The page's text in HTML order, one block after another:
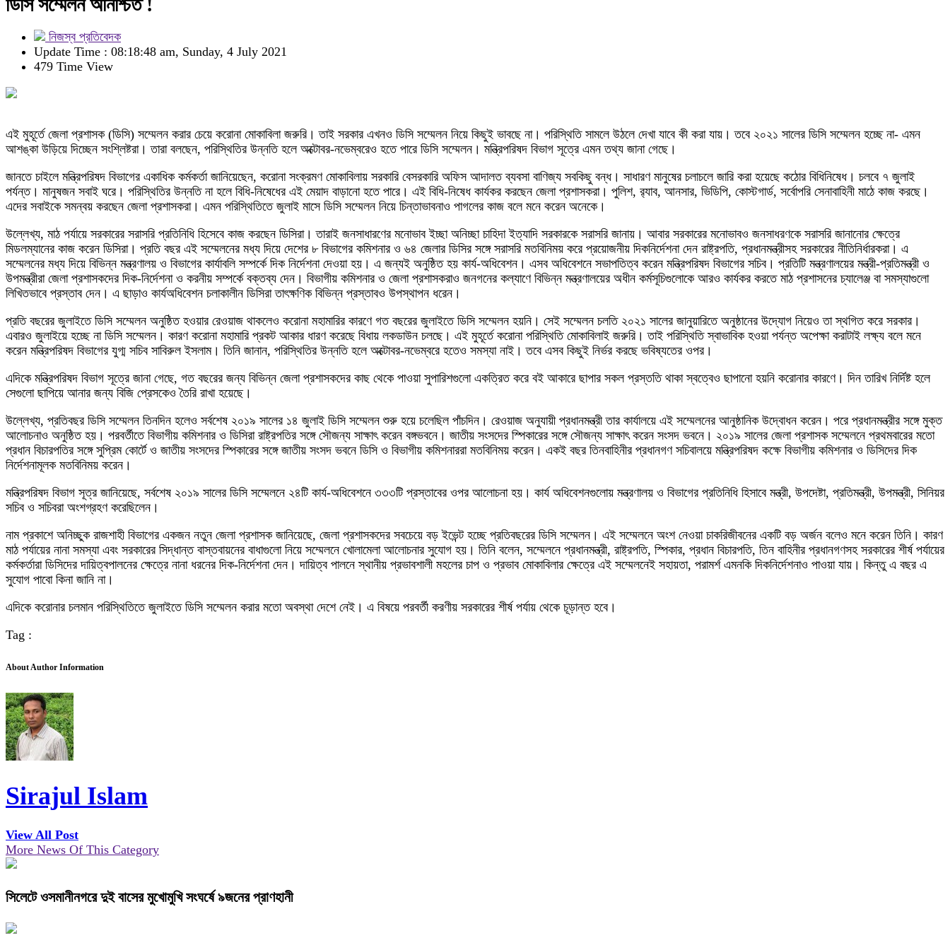
ডিসি সম্মেলন অনিশ্চিত !
নিজস্ব প্রতিবেদক
Update Time : 08:18:48 am, Sunday, 4 July 2021
479 Time View
এই মুহূর্তে জেলা প্রশাসক (ডিসি) সম্মেলন করার চেয়ে করোনা মোকাবিলা জরুরি। তাই সরকার এখনও ডিসি সম্মেলন নিয়ে কিছুই ভাবছে না। পরিস্থিতি সামলে উঠলে দেখা যাবে কী করা যায়। তবে ২০২১ সালের ডিসি সম্মেলন হচ্ছে না- এমন
আশঙ্কা উড়িয়ে দিচ্ছেন সংশ্লিষ্টরা। তারা বলছেন, পরিস্থিতির উন্নতি হলে অক্টোবর-নভেম্বরেও হতে পারে ডিসি সম্মেলন। মন্ত্রিপরিষদ বিভাগ সূত্রে এমন তথ্য জানা গেছে।
জানতে চাইলে মন্ত্রিপরিষদ বিভাগের একাধিক কর্মকর্তা জানিয়েছেন, করোনা সংক্রমণ মোকাবিলায় সরকারি বেসরকারি অফিস আদালত ব্যবসা বাণিজ্য সবকিছু বন্ধ। সাধারণ মানুষের চলাচলে জারি করা হয়েছে কঠোর বিধিনিষেধ। চলবে ৭ জুলাই
পর্যন্ত। মানুষজন সবাই ঘরে। পরিস্থিতির উন্নতি না হলে বিধি-নিষেধের এই মেয়াদ বাড়ানো হতে পারে। এই বিধি-নিষেধ কার্যকর করছেন জেলা প্রশাসকরা। পুলিশ, র‌্যাব, আনসার, ভিডিপি, কোস্টগার্ড, সর্বোপরি সেনাবাহিনী মাঠে কাজ করছে।
এদের সবাইকে সমন্বয় করছেন জেলা প্রশাসকরা। এমন পরিস্থিতিতে জুলাই মাসে ডিসি সম্মেলন নিয়ে চিন্তাভাবনাও পাগলের কাজ বলে মনে করেন অনেকে।
উল্লেখ্য, মাঠ পর্যায়ে সরকারের সরাসরি প্রতিনিধি হিসেবে কাজ করছেন ডিসিরা। তারাই জনসাধারণের মনোভাব ইচ্ছা অনিচ্ছা চাহিদা ইত্যাদি সরকারকে সরাসরি জানায়। আবার সরকারের মনোভাবও জনসাধরণকে সরাসরি জানানোর ক্ষেত্রে
মিডলম্যানের কাজ করেন ডিসিরা। প্রতি বছর এই সম্মেলনের মধ্য দিয়ে দেশের ৮ বিভাগের কমিশনার ও ৬৪ জেলার ডিসির সঙ্গে সরাসরি মতবিনিময় করে প্রয়োজনীয় দিকনির্দেশনা দেন রাষ্ট্রপতি, প্রধানমন্ত্রীসহ সরকারের নীতিনির্ধারকরা। এ
সম্মেলনের মধ্য দিয়ে বিভিন্ন মন্ত্রণালয় ও বিভাগের কার্যাবলি সম্পর্কে দিক নির্দেশনা দেওয়া হয়। এ জন্যই অনুষ্ঠিত হয় কার্য-অধিবেশন। এসব অধিবেশনে সভাপতিত্ব করেন মন্ত্রিপরিষদ বিভাগের সচিব। প্রতিটি মন্ত্রণালয়ের মন্ত্রী-প্রতিমন্ত্রী ও
উপমন্ত্রীরা জেলা প্রশাসকদের দিক-নির্দেশনা ও করনীয় সম্পর্কে বক্তব্য দেন। বিভাগীয় কমিশনার ও জেলা প্রশাসকরাও জনগনের কল্যাণে বিভিন্ন মন্ত্রণালয়ের অধীন কর্মসূচিগুলোকে আরও কার্যকর করতে মাঠ প্রশাসনের চ্যালেঞ্জ বা সমস্যাগুলো
লিখিতভাবে প্রস্তাব দেন। এ ছাড়াও কার্যঅধিবেশন চলাকালীন ডিসিরা তাৎক্ষণিক বিভিন্ন প্রস্তাবও উপস্থাপন ধরেন।
প্রতি বছরের জুলাইতে ডিসি সম্মেলন অনুষ্ঠিত হওয়ার রেওয়াজ থাকলেও করোনা মহামারির কারণে গত বছরের জুলাইতে ডিসি সম্মেলন হয়নি। সেই সম্মেলন চলতি ২০২১ সালের জানুয়ারিতে অনুষ্ঠানের উদ্যোগ নিয়েও তা স্থগিত করে সরকার।
এবারও জুলাইয়ে হচ্ছে না ডিসি সম্মেলন। কারণ করোনা মহামারি প্রকট আকার ধারণ করেছে বিধায় লকডাউন চলছে। এই মুহূর্তে করোনা পরিস্থিতি মোকাবিলাই জরুরি। তাই পরিস্থিতি স্বাভাবিক হওয়া পর্যন্ত অপেক্ষা করাটাই লক্ষ্য বলে মনে
করেন মন্ত্রিপরিষদ বিভাগের যুগ্ম সচিব সাবিরুল ইসলাম। তিনি জানান, পরিস্থিতির উন্নতি হলে অক্টোবর-নভেম্বরে হতেও সমস্যা নাই। তবে এসব কিছুই নির্ভর করছে ভবিষ্যতের ওপর।
এদিকে মন্ত্রিপরিষদ বিভাগ সূত্রে জানা গেছে, গত বছরের জন্য বিভিন্ন জেলা প্রশাসকদের কাছ থেকে পাওয়া সুপারিশগুলো একত্রিত করে বই আকারে ছাপার সকল প্রস্ততি থাকা স্বত্বেও ছাপানো হয়নি করোনার কারণে। দিন তারিখ নির্দিষ্ট হলে
সেগুলো ছাপিয়ে আনার জন্য বিজি প্রেসকেও তৈরি রাখা হয়েছে।
উল্লেখ্য, প্রতিবছর ডিসি সম্মেলন তিনদিন হলেও সর্বশেষ ২০১৯ সালের ১৪ জুলাই ডিসি সম্মেলন শুরু হয়ে চলেছিল পাঁচদিন। রেওয়াজ অনুযায়ী প্রধানমন্ত্রী তার কার্যালয়ে এই সম্মেলনের আনুষ্ঠানিক উদ্বোধন করেন। পরে প্রধানমন্ত্রীর সঙ্গে মুক্ত
আলোচনাও অনুষ্ঠিত হয়। পরবর্তীতে বিভাগীয় কমিশনার ও ডিসিরা রাষ্ট্রপতির সঙ্গে সৌজন্য সাক্ষাৎ করেন বঙ্গভবনে। জাতীয় সংসদের স্পিকারের সঙ্গে সৌজন্য সাক্ষাৎ করেন সংসদ ভবনে। ২০১৯ সালের জেলা প্রশাসক সম্মেলনে প্রথমবারের মতো
প্রধান বিচারপতির সঙ্গে সুপ্রিম কোর্টে ও জাতীয় সংসদের স্পিকারের সঙ্গে জাতীয় সংসদ ভবনে ডিসি ও বিভাগীয় কমিশনাররা মতবিনিময় করেন। একই বছর তিনবাহিনীর প্রধানগণ সচিবালয়ে মন্ত্রিপরিষদ কক্ষে বিভাগীয় কমিশনার ও ডিসিদের দিক
নির্দেশনামূলক মতবিনিময় করেন।
মন্ত্রিপরিষদ বিভাগ সূত্র জানিয়েছে, সর্বশেষ ২০১৯ সালের ডিসি সম্মেলনে ২৪টি কার্য-অধিবেশনে ৩৩৩টি প্রস্তাবের ওপর আলোচনা হয়। কার্য অধিবেশনগুলোয় মন্ত্রণালয় ও বিভাগের প্রতিনিধি হিসাবে মন্ত্রী, উপদেষ্টা, প্রতিমন্ত্রী, উপমন্ত্রী, সিনিয়র
সচিব ও সচিবরা অংশগ্রহণ করেছিলেন।
নাম প্রকাশে অনিচ্ছুক রাজশাহী বিভাগের একজন নতুন জেলা প্রশাসক জানিয়েছে, জেলা প্রশাসকদের সবচেয়ে বড় ইভেন্ট হচ্ছে প্রতিবছরের ডিসি সম্মেলন। এই সম্মেলনে অংশ নেওয়া চাকরিজীবনের একটি বড় অর্জন বলেও মনে করেন তিনি। কারণ
মাঠ পর্যায়ের নানা সমস্যা এবং সরকারের সিদ্ধান্ত বাস্তবায়নের বাধাগুলো নিয়ে সম্মেলনে খোলামেলা আলোচনার সুযোগ হয়। তিনি বলেন, সম্মেলনে প্রধানমন্ত্রী, রাষ্ট্রপতি, স্পিকার, প্রধান বিচারপতি, তিন বাহিনীর প্রধানগণসহ সরকারের শীর্ষ পর্যায়ের
কর্মকর্তারা ডিসিদের দায়িত্বপালনের ক্ষেত্রে নানা ধরনের দিক-নির্দেশনা দেন। দায়িত্ব পালনে স্থানীয় প্রভাবশালী মহলের চাপ ও প্রভাব মোকাবিলার ক্ষেত্রে এই সম্মেলনেই সহায়তা, পরামর্শ এমনকি দিকনির্দেশনাও পাওয়া যায়। কিন্তু এ বছর এ
সুযোগ পাবো কিনা জানি না।
এদিকে করোনার চলমান পরিস্থিতিতে জুলাইতে ডিসি সম্মেলন করার মতো অবস্থা দেশে নেই। এ বিষয়ে পরবর্তী করণীয় সরকারের শীর্ষ পর্যায় থেকে চূড়ান্ত হবে।
Tag :
About Author Information
Sirajul Islam
View All Post
More News Of This Category
সিলেটে ওসমানীনগরে দুই বাসের মুখোমুখি সংঘর্ষে ৯জনের প্রাণহানী